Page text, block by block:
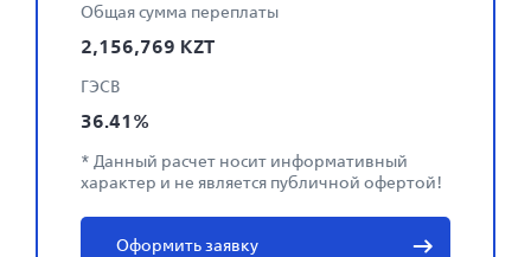
Общая сумма переплаты
2,156,769 KZT
ГЭСВ
36.41 %
* Данный расчет носит информативный
характер и не является публичной офертой!
Оформить заявку